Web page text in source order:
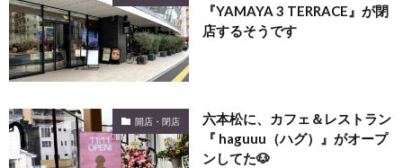
『YAMAYA 3 TERRACE』が閉
店するそうです
開店・閉店
六本松に、カフェ＆レストラン
『 haguuu（ハグ）』がオープ
ンしてた🐶